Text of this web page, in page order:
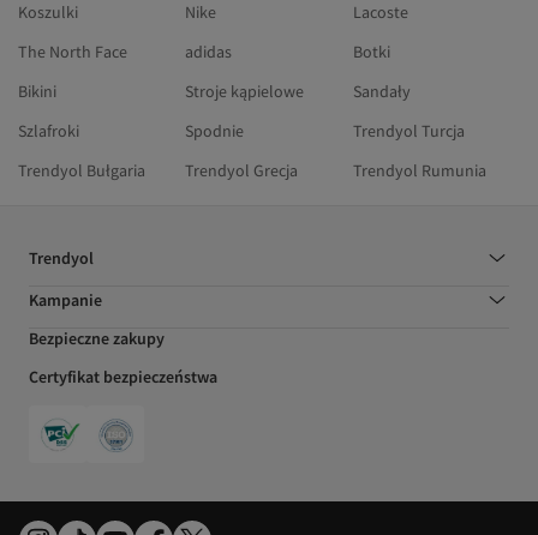
Koszulki
Nike
Lacoste
The North Face
adidas
Botki
Bikini
Stroje kąpielowe
Sandały
Szlafroki
Spodnie
Trendyol Turcja
Trendyol Bułgaria
Trendyol Grecja Trendyol Rumunia
Trendyol
Kampanie
Bezpieczne zakupy
Certyfikat bezpieczeństwa